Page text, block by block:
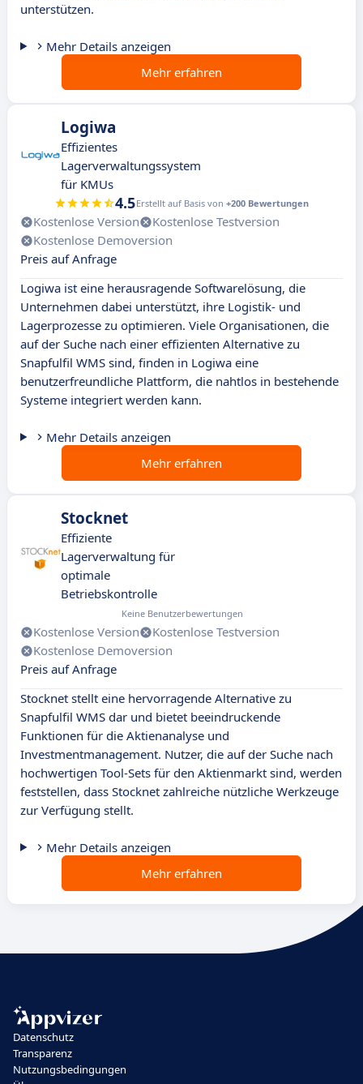
unterstützen.
Mehr Details anzeigen
Mehr erfahren
Logiwa
Effizientes
Lagerverwaltungssystem
für KMUs
4.5Erstellt auf Basis von +200 Bewertungen
Kostenlose Version
Kostenlose Testversion
Kostenlose Demoversion
Preis auf Anfrage
Logiwa ist eine herausragende Softwarelösung, die
Unternehmen dabei unterstützt, ihre Logistik- und
Lagerprozesse zu optimieren. Viele Organisationen, die
auf der Suche nach einer effizienten Alternative zu
Snapfulfil WMS sind, finden in Logiwa eine
benutzerfreundliche Plattform, die nahtlos in bestehende
Systeme integriert werden kann.
Mehr Details anzeigen
Mehr erfahren
Stocknet
Effiziente
Lagerverwaltung für
optimale
Betriebskontrolle
Keine Benutzerbewertungen
Kostenlose Version
Kostenlose Testversion
Kostenlose Demoversion
Preis auf Anfrage
Stocknet stellt eine hervorragende Alternative zu
Snapfulfil WMS dar und bietet beeindruckende
Funktionen für die Aktienanalyse und
Investmentmanagement. Nutzer, die auf der Suche nach
hochwertigen Tool-Sets für den Aktienmarkt sind, werden
feststellen, dass Stocknet zahlreiche nützliche Werkzeuge
zur Verfügung stellt.
Mehr Details anzeigen
Mehr erfahren
Datenschutz
Transparenz
Nutzungsbedingungen